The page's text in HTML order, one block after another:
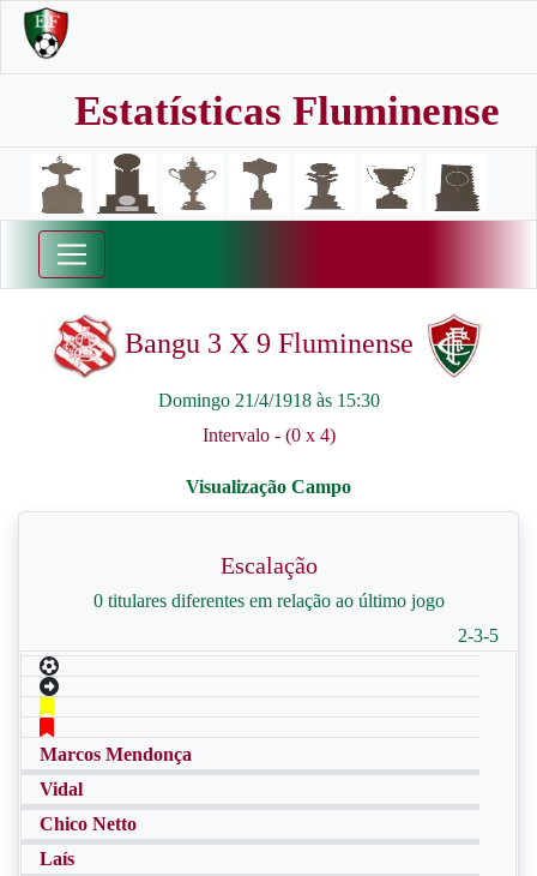
Estatísticas Fluminense
Bangu 3 X 9 Fluminense
Domingo 21/4/1918 às 15:30
Intervalo - (0 x 4)
Escalação
0 titulares diferentes em relação ao último jogo
2-3-5
Marcos Mendonça
Vidal
Chico Netto
Laís